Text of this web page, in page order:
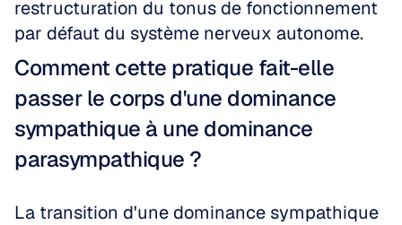
restructuration du tonus de fonctionnement
par défaut du système nerveux autonome.
Comment cette pratique fait-elle
passer le corps d'une dominance
sympathique à une dominance
parasympathique ?
La transition d'une dominance sympathique